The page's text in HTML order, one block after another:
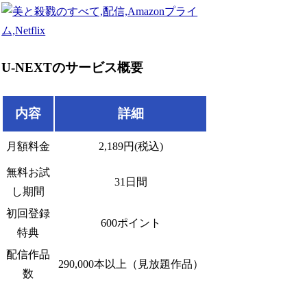
U-NEXTのサービス概要
内容 詳細
月額料金 2,189円(税込)
無料お試
し期間
31日間
初回登録
特典
600ポイント
配信作品
数
290,000本以上（見放題作品）